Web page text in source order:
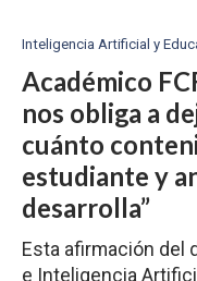
Inteligencia Artificial y
Académico
nos obliga a
cuánto
estudiante y
desarrolla”
Esta afirmación del
e Inteligencia